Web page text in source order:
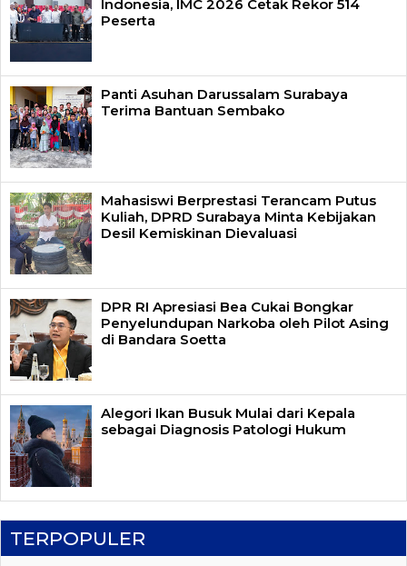
Indonesia, IMC 2026 Cetak Rekor 514
Peserta
Panti Asuhan Darussalam Surabaya
Terima Bantuan Sembako
Mahasiswi Berprestasi Terancam Putus
Kuliah, DPRD Surabaya Minta Kebijakan
Desil Kemiskinan Dievaluasi
DPR RI Apresiasi Bea Cukai Bongkar
Penyelundupan Narkoba oleh Pilot Asing
di Bandara Soetta
Alegori Ikan Busuk Mulai dari Kepala
sebagai Diagnosis Patologi Hukum
TERPOPULER